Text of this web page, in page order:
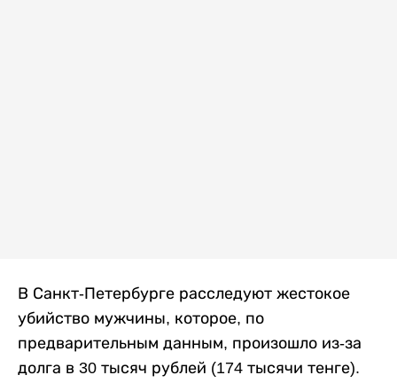
В Санкт-Петербурге расследуют жестокое
убийство мужчины, которое, по
предварительным данным, произошло из-за
долга в 30 тысяч рублей (174 тысячи тенге).